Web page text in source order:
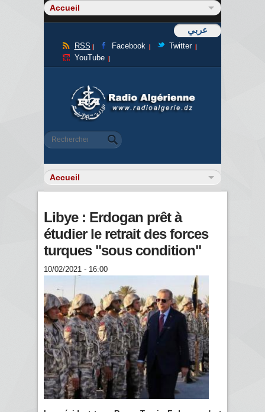
عربي
RSS Facebook
Twitter
YouTube
Formulaire de recherche
Rechercher
Libye : Erdogan prêt à
étudier le retrait des forces
turques "sous condition"
10/02/2021 - 16:00